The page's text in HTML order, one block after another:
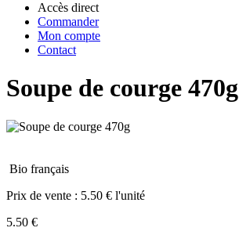
Accès direct
Commander
Mon compte
Contact
Soupe de courge 470g
Bio français
Prix de vente : 5.50 € l'unité
5.50 €